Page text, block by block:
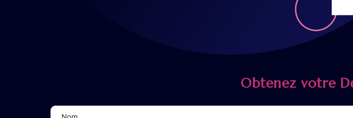
Obtenez votre